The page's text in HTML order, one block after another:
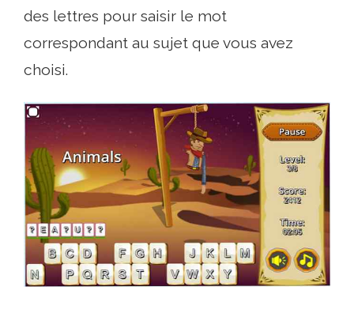
des lettres pour saisir le mot
correspondant au sujet que vous avez
choisi.